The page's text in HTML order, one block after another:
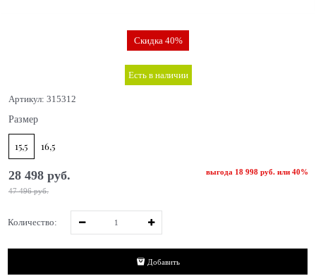
Скидка 40%
Есть в наличии
Артикул: 315312
Размер
15,5 16,5
47 496 руб.
28 498 руб. выгода 18 998 руб.или 40%
Количество:
Добавить